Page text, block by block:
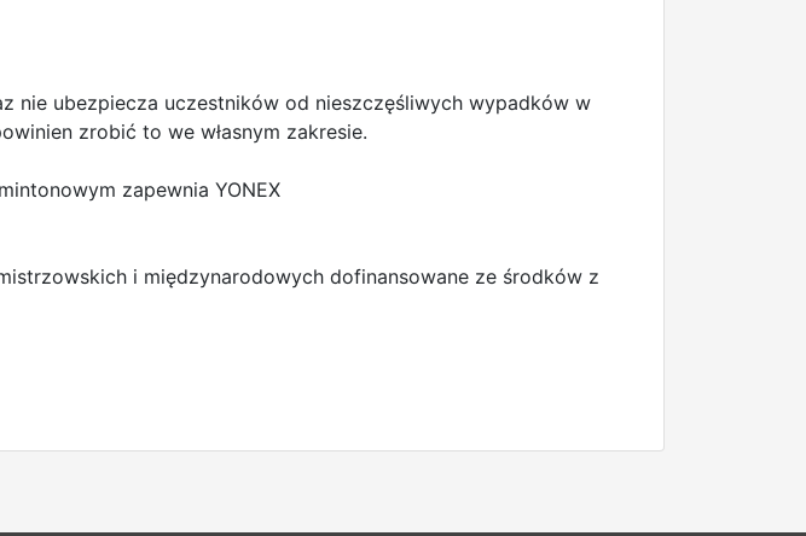
nie ubezpiecza uczestników od nieszczęśliwych wypadków w
zrobić to we własnym zakresie.
zapewnia YONEX
i międzynarodowych dofinansowane ze środków z